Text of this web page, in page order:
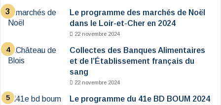
Le programme des marchés de Noël
dans le Loir-et-Cher en 2024
22 novembre 2024
Collectes des Banques Alimentaires
et de l’Établissement français du
sang
22 novembre 2024
Le programme du 41e BD BOUM 2024